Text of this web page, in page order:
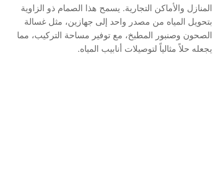
المنازل والأماكن التجارية. يسمح هذا الصمام ذو الزاوية
بتحويل المياه من مصدر واحد إلى جهازين، مثل غسالة
الصحون وصنبور المطبخ، مع توفير مساحة التركيب، مما
يجعله حلاً مثالياً لتوصيلات أنابيب المياه.